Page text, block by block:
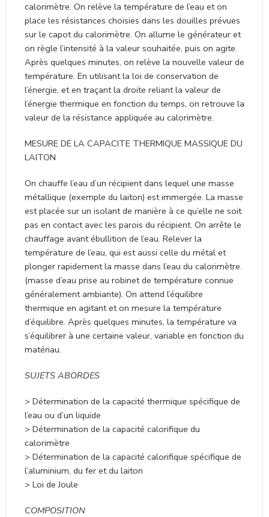
calorimètre. On relève la température de l’eau et on
place les résistances choisies dans les douilles prévues
sur le capot du calorimètre. On allume le générateur et
on règle l’intensité à la valeur souhaitée, puis on agite.
Après quelques minutes, on relève la nouvelle valeur de
température. En utilisant la loi de conservation de
l’énergie, et en traçant la droite reliant la valeur de
l’énergie thermique en fonction du temps, on retrouve la
valeur de la résistance appliquée au calorimètre.
MESURE DE LA CAPACITE THERMIQUE MASSIQUE DU
LAITON
On chauffe l’eau d’un récipient dans lequel une masse
métallique (exemple du laiton) est immergée. La masse
est placée sur un isolant de manière à ce qu’elle ne soit
pas en contact avec les parois du récipient. On arrête le
chauffage avant ébullition de l’eau. Relever la
température de l’eau, qui est aussi celle du métal et
plonger rapidement la masse dans l’eau du calorimètre.
(masse d’eau prise au robinet de température connue
généralement ambiante). On attend l’équilibre
thermique en agitant et on mesure la température
d’équilibre. Après quelques minutes, la température va
s’équilibrer à une certaine valeur, variable en fonction du
matériau.
SUJETS ABORDES
> Détermination de la capacité thermique spécifique de
l’eau ou d’un liquide
> Détermination de la capacité calorifique du
calorimètre
> Détermination de la capacité calorifique spécifique de
l’aluminium, du fer et du laiton
> Loi de Joule
COMPOSITION